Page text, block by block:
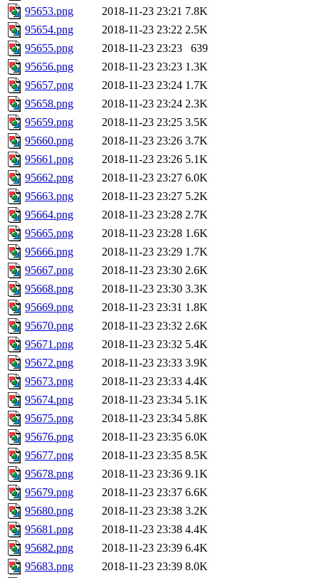
95653.png
2018-11-23 23:21 7.8K
95654.png
2018-11-23 23:22 2.5K
95655.png
2018-11-23 23:23
639
95656.png
2018-11-23 23:23 1.3K
95657.png
2018-11-23 23:24 1.7K
95658.png
2018-11-23 23:24 2.3K
95659.png
2018-11-23 23:25 3.5K
95660.png
2018-11-23 23:26 3.7K
95661.png
2018-11-23 23:26 5.1K
95662.png
2018-11-23 23:27 6.0K
95663.png
2018-11-23 23:27 5.2K
95664.png
2018-11-23 23:28 2.7K
95665.png
2018-11-23 23:28 1.6K
95666.png
2018-11-23 23:29 1.7K
95667.png
2018-11-23 23:30 2.6K
95668.png
2018-11-23 23:30 3.3K
95669.png
2018-11-23 23:31 1.8K
95670.png
2018-11-23 23:32 2.6K
95671.png
2018-11-23 23:32 5.4K
95672.png
2018-11-23 23:33 3.9K
95673.png
2018-11-23 23:33 4.4K
95674.png
2018-11-23 23:34 5.1K
95675.png
2018-11-23 23:34 5.8K
95676.png
2018-11-23 23:35 6.0K
95677.png
2018-11-23 23:35 8.5K
95678.png
2018-11-23 23:36 9.1K
95679.png
2018-11-23 23:37 6.6K
95680.png
2018-11-23 23:38 3.2K
95681.png
2018-11-23 23:38 4.4K
95682.png
2018-11-23 23:39 6.4K
95683.png
2018-11-23 23:39 8.0K